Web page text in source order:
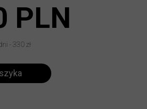
- 330 zł
PLN